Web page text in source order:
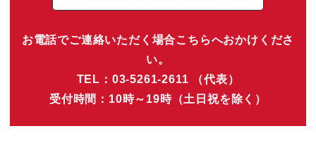
お電話でご連絡いただく場合こちらへおかけくださ
い。
TEL：03-5261-2611 （代表）
受付時間：10時～19時（土日祝を除く）